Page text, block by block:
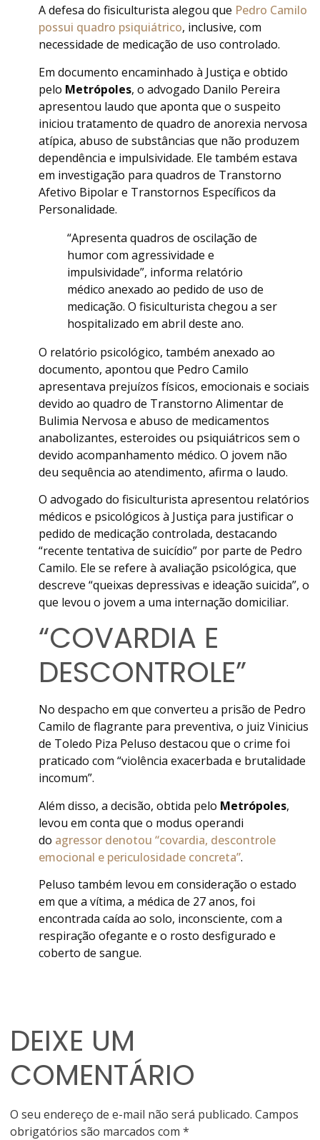
A defesa do fisiculturista alegou que Pedro Camilo
possui quadro psiquiátrico, inclusive, com
necessidade de medicação de uso controlado.
Em documento encaminhado à Justiça e obtido
pelo Metrópoles, o advogado Danilo Pereira
apresentou laudo que aponta que o suspeito
iniciou tratamento de quadro de anorexia nervosa
atípica, abuso de substâncias que não produzem
dependência e impulsividade. Ele também estava
em investigação para quadros de Transtorno
Afetivo Bipolar e Transtornos Específicos da
Personalidade.
“Apresenta quadros de oscilação de
humor com agressividade e
impulsividade”, informa relatório
médico anexado ao pedido de uso de
medicação. O fisiculturista chegou a ser
hospitalizado em abril deste ano.
O relatório psicológico, também anexado ao
documento, apontou que Pedro Camilo
apresentava prejuízos físicos, emocionais e sociais
devido ao quadro de Transtorno Alimentar de
Bulimia Nervosa e abuso de medicamentos
anabolizantes, esteroides ou psiquiátricos sem o
devido acompanhamento médico. O jovem não
deu sequência ao atendimento, afirma o laudo.
O advogado do fisiculturista apresentou relatórios
médicos e psicológicos à Justiça para justificar o
pedido de medicação controlada, destacando
“recente tentativa de suicídio” por parte de Pedro
Camilo. Ele se refere à avaliação psicológica, que
descreve “queixas depressivas e ideação suicida”, o
que levou o jovem a uma internação domiciliar.
“COVARDIA E
DESCONTROLE”
No despacho em que converteu a prisão de Pedro
Camilo de flagrante para preventiva, o juiz Vinicius
de Toledo Piza Peluso destacou que o crime foi
praticado com “violência exacerbada e brutalidade
incomum”.
Além disso, a decisão, obtida pelo Metrópoles,
levou em conta que o modus operandi
do agressor denotou “covardia, descontrole
emocional e periculosidade concreta”.
Peluso também levou em consideração o estado
em que a vítima, a médica de 27 anos, foi
encontrada caída ao solo, inconsciente, com a
respiração ofegante e o rosto desfigurado e
coberto de sangue.
DEIXE UM
COMENTÁRIO
O seu endereço de e-mail não será publicado. Campos
obrigatórios são marcados com*